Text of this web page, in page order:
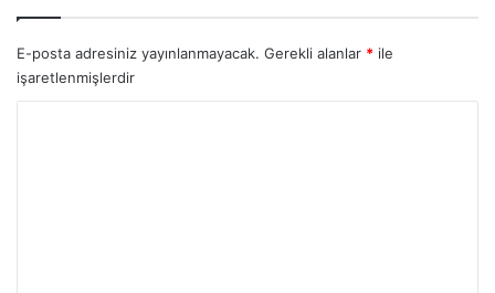
E-posta adresiniz yayınlanmayacak. Gerekli alanlar * ile
işaretlenmişlerdir